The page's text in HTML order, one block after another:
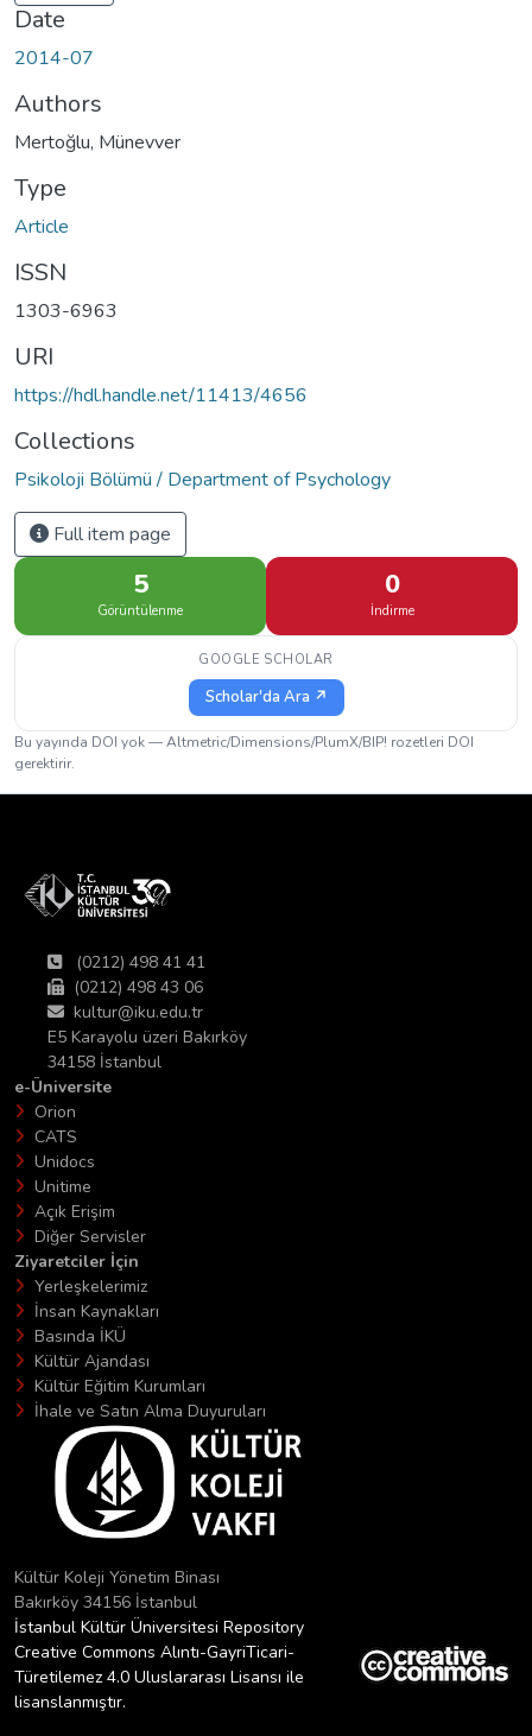
Date
2014-07
Authors
Mertoğlu, Münevver
Type
Article
ISSN
1303-6963
URI
https://hdl.handle.net/11413/4656
Collections
Psikoloji Bölümü / Department of Psychology
Full item page
5
Görüntülenme
0
İndirme
GOOGLE SCHOLAR
Scholar'da Ara ↗
Bu yayında DOI yok — Altmetric/Dimensions/PlumX/BIP! rozetleri DOI
gerektirir.
(0212) 498 41 41
(0212) 498 43 06
kultur@iku.edu.tr
E5 Karayolu üzeri Bakırköy
34158 İstanbul
e-Üniversite
Orion
CATS
Unidocs
Unitime
Açık Erişim
Diğer Servisler
Ziyaretciler İçin
Yerleşkelerimiz
İnsan Kaynakları
Basında İKÜ
Kültür Ajandası
Kültür Eğitim Kurumları
İhale ve Satın Alma Duyuruları
Kültür Koleji Yönetim Binası
Bakırköy 34156 İstanbul
İstanbul Kültür Üniversitesi Repository
Creative Commons Alıntı-GayriTicari-
Türetilemez 4.0 Uluslararası Lisansı ile
lisanslanmıştır.